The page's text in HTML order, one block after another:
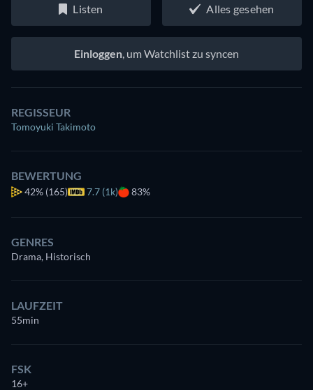
Listen Alles gesehen
Einloggen, um Watchlist zu syncen
REGISSEUR
Tomoyuki Takimoto
BEWERTUNG
42% (165) 7.7 (1k) 83%
GENRES
Drama, Historisch
LAUFZEIT
55min
FSK
16+